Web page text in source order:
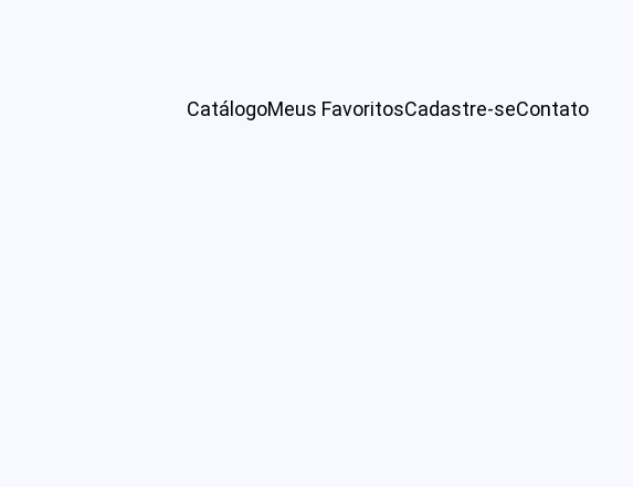
CatálogoMeus FavoritosCadastre-seContato